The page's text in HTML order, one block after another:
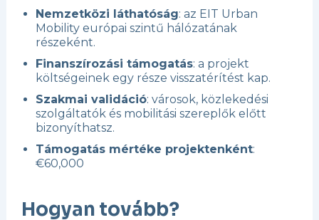
Nemzetközi láthatóság: az EIT Urban
Mobility európai szintű hálózatának
részeként.
Finanszírozási támogatás: a projekt
költségeinek egy része visszatérítést kap.
Szakmai validáció: városok, közlekedési
szolgáltatók és mobilitási szereplők előtt
bizonyíthatsz.
Támogatás mértéke projektenként:
€60,000
Hogyan tovább?